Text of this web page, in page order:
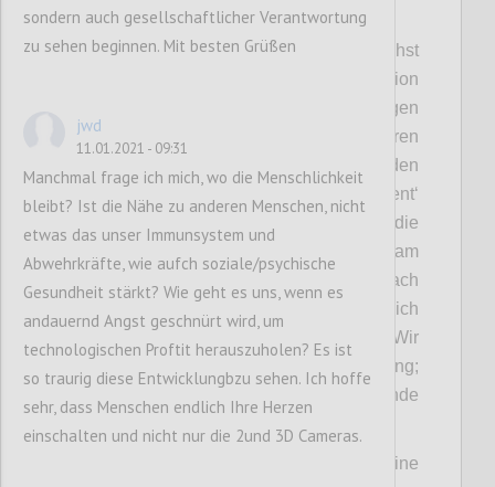
Der Distanz-Assistent sollte möglichst
wichtige Einsatzgebiete in der Produktion
(Schwerpunkt in unseren bisherigen
Forschungsarbeiten) aber auch in anderen
Lebensbereichen abdecken können. Für den
allgemein einsetzbaren ‚Distance Assistent‘
sind wir derzeit am Brainstormen, wie die
Kommunikation ‚Halte mehr Abstand!‘ am
besten umgesetzt werden könnte. Je nach
Einsatzgebiet sind wohl vermutlich
unterschiedliche Lösungswege sinnvoll: Wir
denken derzeit an Monitor-Visualisierung;
Licht; akustische Signale; vibrierende
Wir würden uns über Kommentare und eine
sondern auch gesellschaftlicher Verantwortung
zu sehen beginnen. Mit besten Grüßen
jwd
11.01.2021 - 09:31
Manchmal frage ich mich, wo die Menschlichkeit
bleibt? Ist die Nähe zu anderen Menschen, nicht
etwas das unser Immunsystem und
Abwehrkräfte, wie aufch soziale/psychische
Gesundheit stärkt? Wie geht es uns, wenn es
andauernd Angst geschnürt wird, um
technologischen Proftit herauszuholen? Es ist
so traurig diese Entwicklungbzu sehen. Ich hoffe
sehr, dass Menschen endlich Ihre Herzen
einschalten und nicht nur die 2und 3D Cameras.